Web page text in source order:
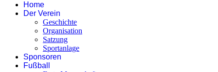
Home
Der Verein
Geschichte
Organisation
Satzung
Sportanlage
Sponsoren
Fußball